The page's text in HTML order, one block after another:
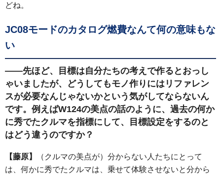
どね。
JC08モードのカタログ燃費なんて何の意味もな
い
――先ほど、目標は自分たちの考えで作るとおっし
ゃいましたが、どうしてもモノ作りにはリファレン
スが必要なんじゃないかという気がしてならないん
です。例えばW124の美点の話のように、過去の何か
に秀でたクルマを指標にして、目標設定をするのと
はどう違うのですか？
【藤原】
（クルマの美点が）分からない人たちにとって
は、何かに秀でたクルマは、乗せて体験させないと分から